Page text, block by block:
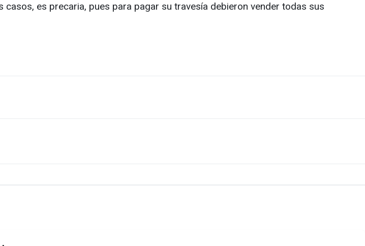
es precaria, pues para pagar su travesía debieron vender todas sus